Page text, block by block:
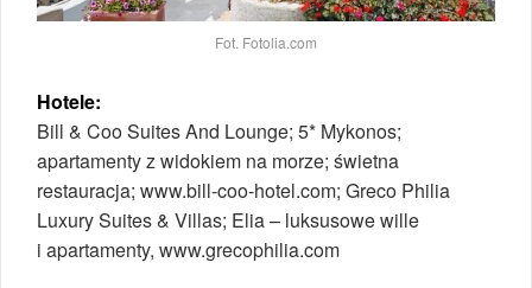
Fot. Fotolia.com
Hotele:
Bill & Coo Suites And Lounge; 5* Mykonos;
apartamenty z widokiem na morze; świetna
restauracja; www.bill-coo-hotel.com; Greco Philia
Luxury Suites & Villas; Elia – luksusowe wille
i apartamenty, www.grecophilia.com